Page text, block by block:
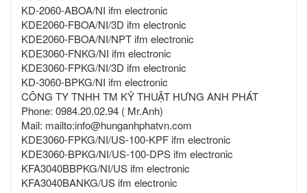
KD-2060-ABOA/NI ifm electronic
KDE2060-FBOA/NI/3D ifm electronic
KDE2060-FBOA/NI/NPT ifm electronic
KDE3060-FNKG/NI ifm electronic
KDE3060-FPKG/NI/3D ifm electronic
KD-3060-BPKG/NI ifm electronic
CÔNG TY TNHH TM KỸ THUẬT HƯNG ANH PHÁT
Phone: 0984.20.02.94 ( Mr.Anh)
Mail: mailto:info@hunganhphatvn.com
KDE3060-FPKG/NI/US-100-KPF ifm electronic
KDE3060-BPKG/NI/US-100-DPS ifm electronic
KFA3040BBPKG/NI/US ifm electronic
KFA3040BANKG/US ifm electronic